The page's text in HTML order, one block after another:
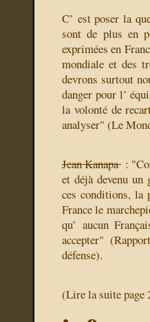
C’ est poser la
sont de plus en
exprimées en
mondiale et des
devrons surtout
danger pour l’
la volonté de
analyser" (Le
Jean Kanapa:
et déjà devenu
ces conditions, la
France le
qu’ aucun
accepter"
défense).
(Lire la suite page